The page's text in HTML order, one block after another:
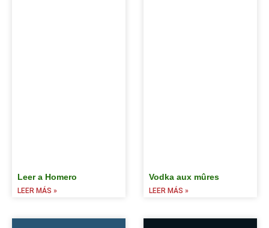
Leer a Homero
LEER MÁS »
Vodka aux mûres
LEER MÁS »